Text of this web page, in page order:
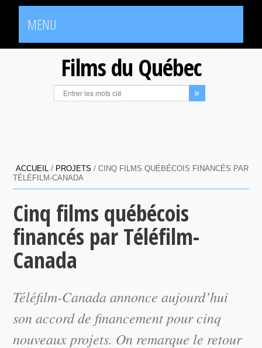
MENU
Films du Québec
ACCUEIL / PROJETS /CINQ FILMS QUÉBÉCOIS FINANCÉS PAR
TÉLÉFILM-CANADA
Cinq films québécois
financés par Téléfilm-
Canada
Téléfilm-Canada annonce aujourd’hui
son accord de financement pour cinq
nouveaux projets. On remarque le retour